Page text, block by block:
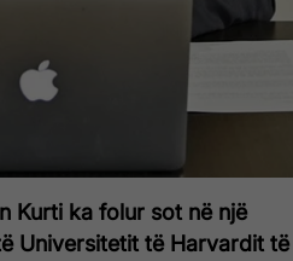
Kurti ka folur sot në një
Universitetit të Harvardit të